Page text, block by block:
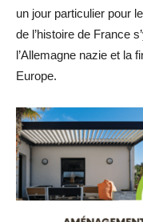
un jour particulier pour
de l’histoire de France
l’Allemagne nazie et la
Europe.